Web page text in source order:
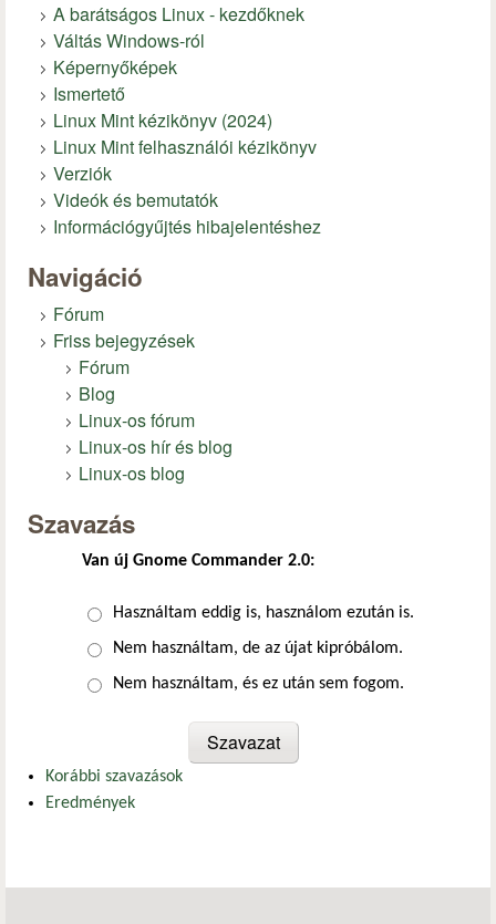
A barátságos Linux - kezdőknek
Váltás Windows-ról
Képernyőképek
Ismertető
Linux Mint kézikönyv (2024)
Linux Mint felhasználói kézikönyv
Verziók
Videók és bemutatók
Információgyűjtés hibajelentéshez
Navigáció
Fórum
Friss bejegyzések
Fórum
Blog
Linux-os fórum
Linux-os hír és blog
Linux-os blog
Szavazás
Van új Gnome Commander 2.0:
Választások
Használtam eddig is, használom ezután is.
Nem használtam, de az újat kipróbálom.
Nem használtam, és ez után sem fogom.
Korábbi szavazások
Eredmények